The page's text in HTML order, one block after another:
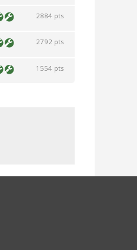
2884 pts
2792 pts
1554 pts